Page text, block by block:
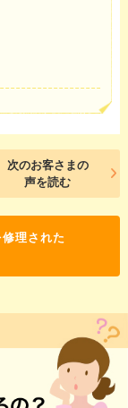
次のお客さまの
声を読む
理された